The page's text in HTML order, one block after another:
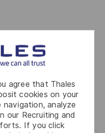
agree that Thales
cookies on your
analyze
our Recruiting and
If you click